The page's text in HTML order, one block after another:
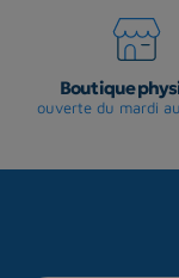
Boutique
ouverte du mardi